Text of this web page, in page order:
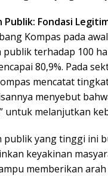
Publik: Fondasi
Kompas pada
publik terhadap 100
80,9%. Pada
mencatat
menyebut
untuk melanjutkan
publik yang tinggi ini
keyakinan
memberikan